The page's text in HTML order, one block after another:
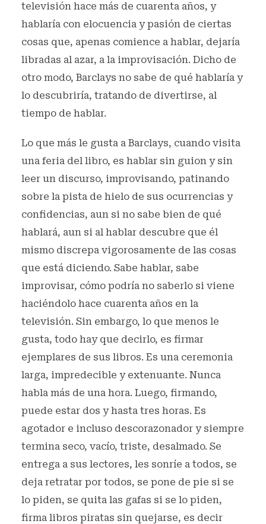
televisión hace más de cuarenta años, y
hablaría con elocuencia y pasión de ciertas
cosas que, apenas comience a hablar, dejaría
libradas al azar, a la improvisación. Dicho de
otro modo, Barclays no sabe de qué hablaría y
lo descubriría, tratando de divertirse, al
tiempo de hablar.
Lo que más le gusta a Barclays, cuando visita
una feria del libro, es hablar sin guion y sin
leer un discurso, improvisando, patinando
sobre la pista de hielo de sus ocurrencias y
confidencias, aun si no sabe bien de qué
hablará, aun si al hablar descubre que él
mismo discrepa vigorosamente de las cosas
que está diciendo. Sabe hablar, sabe
improvisar, cómo podría no saberlo si viene
haciéndolo hace cuarenta años en la
televisión. Sin embargo, lo que menos le
gusta, todo hay que decirlo, es firmar
ejemplares de sus libros. Es una ceremonia
larga, impredecible y extenuante. Nunca
habla más de una hora. Luego, firmando,
puede estar dos y hasta tres horas. Es
agotador e incluso descorazonador y siempre
termina seco, vacío, triste, desalmado. Se
entrega a sus lectores, les sonríe a todos, se
deja retratar por todos, se pone de pie si se
lo piden, se quita las gafas si se lo piden,
firma libros piratas sin quejarse, es decir